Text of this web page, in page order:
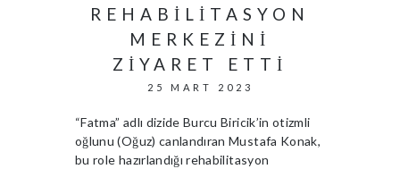
REHABILITASYON
MERKEZINI
ZIYARET ETTI
25 MART 2023
“Fatma” adlı dizide Burcu Biricik’in otizmli
oğlunu (Oğuz) canlandıran Mustafa Konak,
bu role hazırlandığı rehabilitasyon